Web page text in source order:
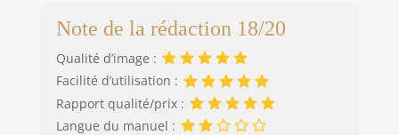
Note de la rédaction 18/20
Qualité d’image :
Facilité d’utilisation :
Rapport qualité/prix :
Langue du manuel :